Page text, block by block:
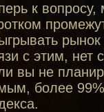
к
с этим, нет
вы не
более 99%